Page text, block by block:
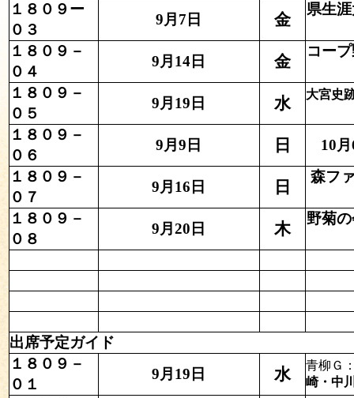
１８０９ー
０３
9月7日 金
県生
１８０９－
０４
9月14日 金
コー
１８０９－
０５
9月19日 水 大宮史
１８０９－
０６
9月9日 日
10
１８０９－
０７
9月16日 日
森フ
１８０９－
０８
9月20日 木
野菊
出席予定ガイド
１８０９－
０１
9月19日 水
青柳Ｇ
崎・中